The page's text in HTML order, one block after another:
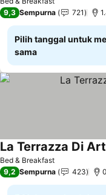
9,3 Sempurna 721
Pilih tanggal untuk
sama
Bed & Breakfast
La Terrazza Di
9,2 Sempurna 423